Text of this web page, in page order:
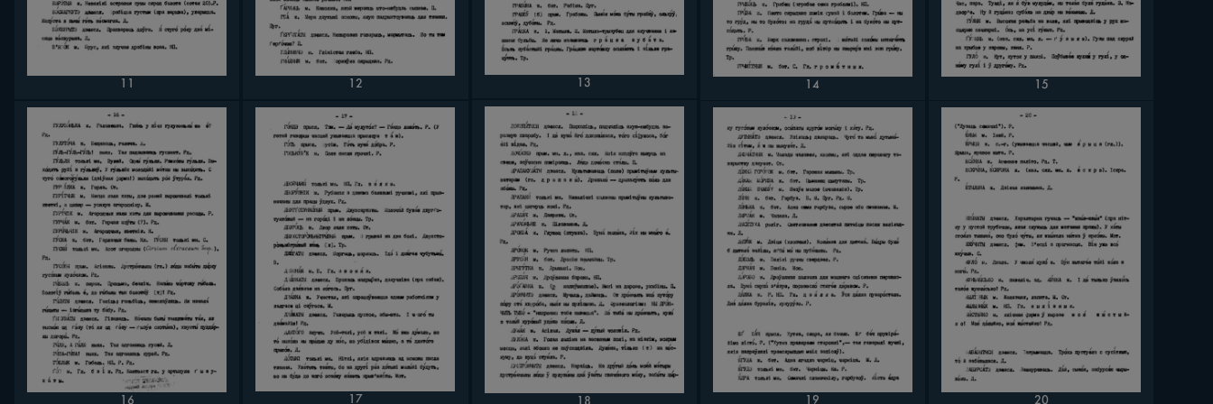
11 12 13 14 15
16 17 18 19 20